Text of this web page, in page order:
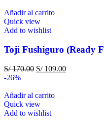
Añadir al carrito
Quick view
Add to wishlist
Toji Fushiguro (Ready
S/170.00 S/109.00
-26%
Añadir al carrito
Quick view
Add to wishlist